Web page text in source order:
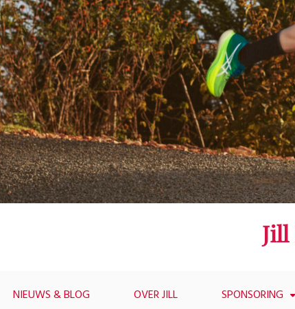
Jill
NIEUWS & BLOG OVER JILL SPONSORING